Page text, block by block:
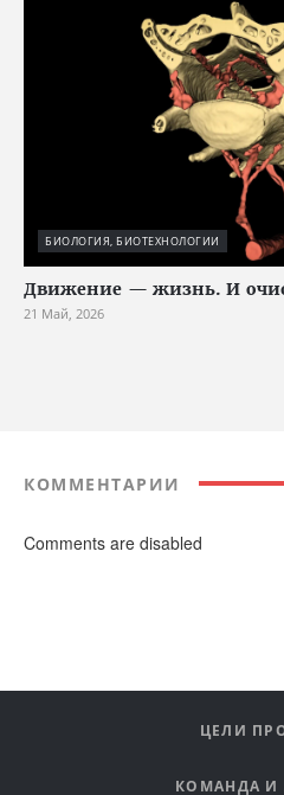
БИОЛОГИЯ, БИОТЕХНОЛОГИИ
Движение — жизнь. И
21 Май, 2026
КОММЕНТАРИИ
Comments are disabled
ЦЕЛИ
КОМАНДА И